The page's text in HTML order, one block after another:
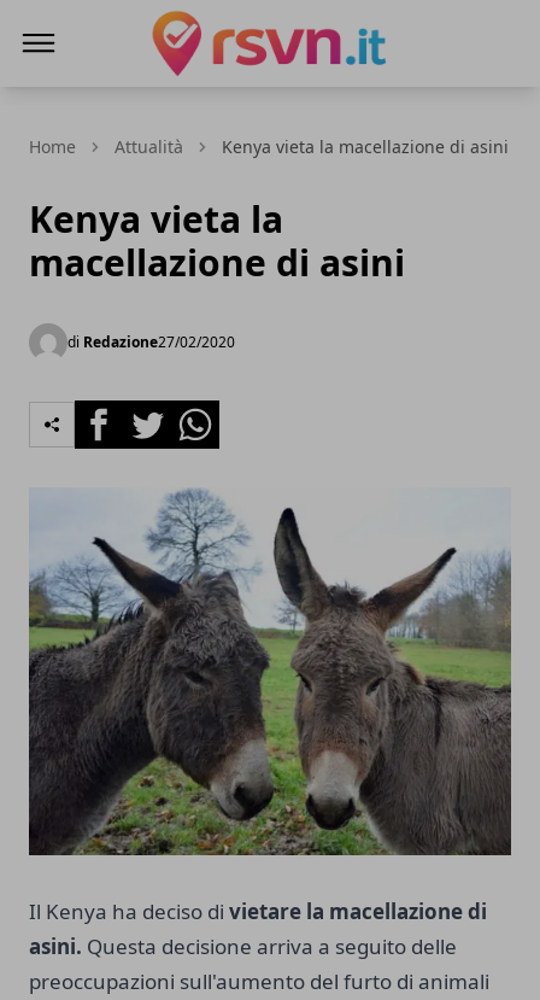
Home Attualità Kenya vieta la macellazione di asini
Kenya vieta la
macellazione di asini
di Redazione27/02/2020
FacebookTwitterWhatsapp
Il Kenya ha deciso di vietare la macellazione di
asini. Questa decisione arriva a seguito delle
preoccupazioni sull'aumento del furto di animali